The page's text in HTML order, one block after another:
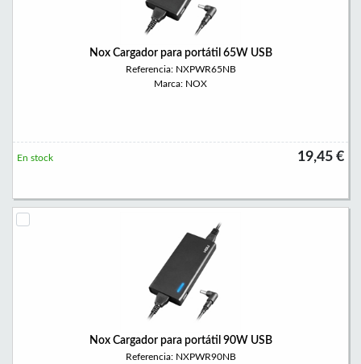
Nox Cargador para portátil 65W USB
Referencia: NXPWR65NB
Marca: NOX
19,45 €
En stock
Nox Cargador para portátil 90W USB
Referencia: NXPWR90NB